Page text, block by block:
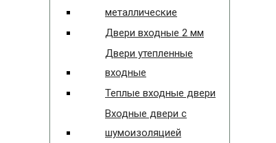
металлические
Двери входные 2 мм
Двери утепленные
входные
Теплые входные двери
Входные двери с
шумоизоляцией